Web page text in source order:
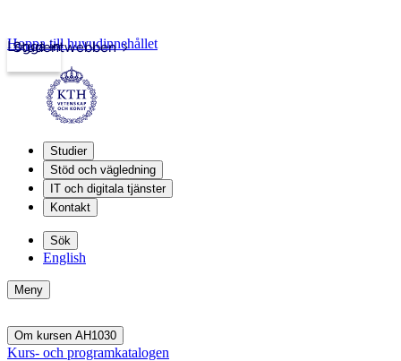
Studentwebben
Logga in
Hoppa till huvudinnehållet
Studier
Stöd och vägledning
IT och digitala tjänster
Kontakt
Sök
English
Meny
Om kursen AH1030
Kurs- och programkatalogen